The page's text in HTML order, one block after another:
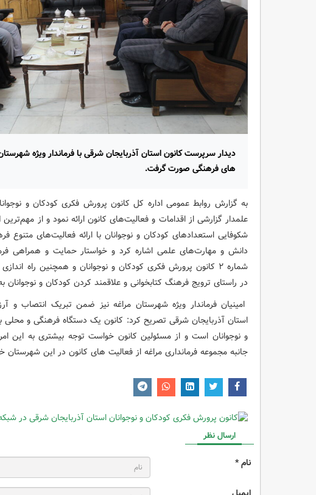
دیدار سرپرست کانون استان آذربایجان شرقی با فرماندار ویژه
های فرهنگی صورت گرفت.
به گزارش روابط عمومی اداره کل کانون پرورش فکری کودکان و
علمدار گزارشی از اقدامات و فعالیت‌های کانون ارائه نمود و از
شکوفایی استعدادهای کودکان و نوجوانان با ارائه فعالیت‌های
دانش و مهارت‌های علمی اشاره کرد و خواستار حمایت و همراهی
شماره ۲ کانون پرورش فکری کودکان و نوجوانان و همچنین راه
در راستای ترویج فرهنگ کتابخوانی و علاقمند کردن کودکان و نوجوانان
امینیان فرماندار ویژه شهرستان مراغه نیز ضمن تبریک انتصاب
استان آذربایجان شرقی تصریح کرد: کانون یک دستگاه فرهنگی و محلی
و نوجوانان است و از مسئولین کانون خواست توجه بیشتری به این
جانبه مجموعه فرمانداری مراغه از فعالیت های کانون در این شهرستان
ارسال نظر
نام *